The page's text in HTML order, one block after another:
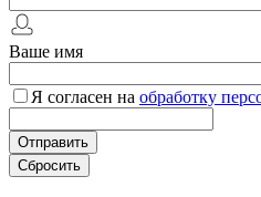
Ваше имя
Я согласен на обработку